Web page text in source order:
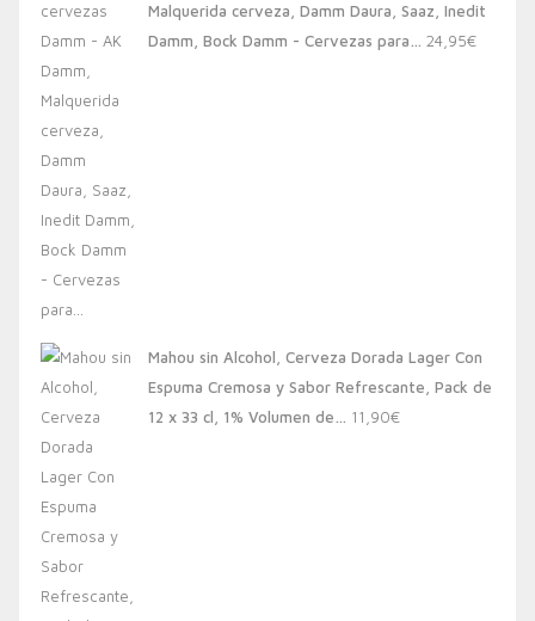
20,00€.13,88€.
Malquerida cerveza, Damm Daura, Saaz, Inedit
Damm, Bock Damm - Cervezas para… 24,95€
Mahou sin Alcohol, Cerveza Dorada Lager Con
Espuma Cremosa y Sabor Refrescante, Pack de
12 x 33 cl, 1% Volumen de… 11,90€